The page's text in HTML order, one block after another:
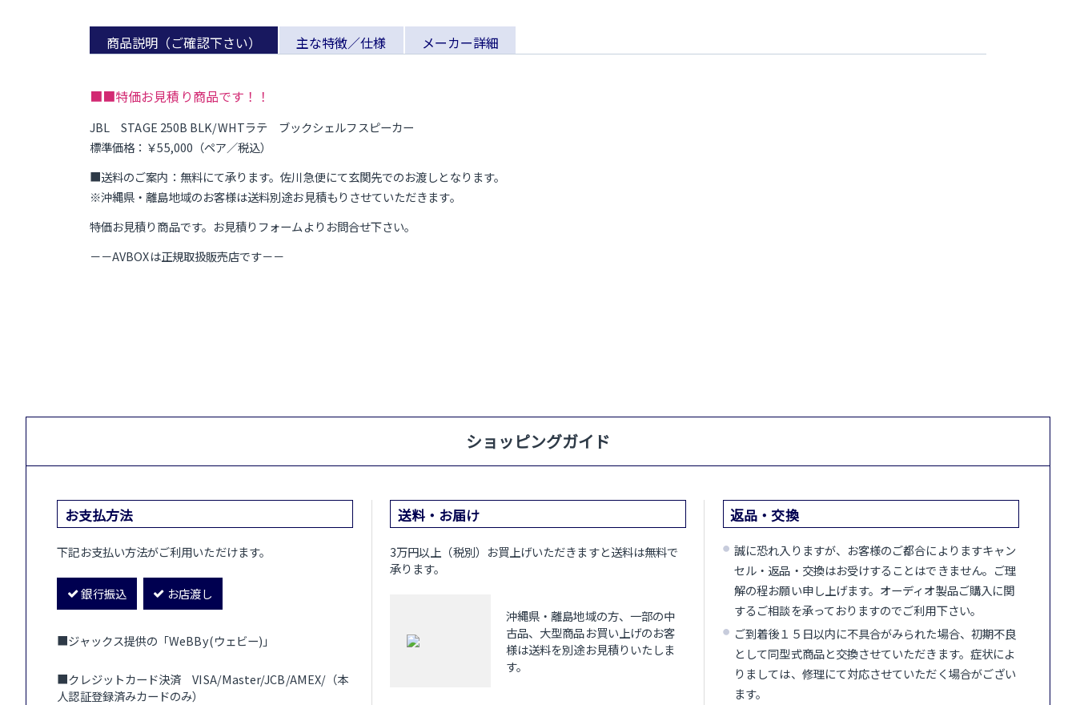
商品説明（ご確認下さい） 主な特徴／仕様 メーカー詳細
■■特価お見積り商品です！！
JBL STAGE 250B BLK/WHTラテ ブックシェルフスピーカー
標準価格：￥55,000（ペア／税込）
■送料のご案内：無料にて承ります。佐川急便にて玄関先でのお渡しとなります。
※沖縄県・離島地域のお客様は送料別途お見積もりさせていただきます。
特価お見積り商品です。お見積りフォームよりお問合せ下さい。
－－AVBOXは正規取扱販売店です－－
ショッピングガイド
お支払方法
下記お支払い方法がご利用いただけます。
銀行振込 お店渡し
■ジャックス提供の「WeBBy(ウェビー)」
■クレジットカード決済 VISA/Master/JCB/AMEX/（本
人認証登録済みカードのみ）
送料・お届け
3万円以上（税別）お買上げいただきますと送料は無料で
承ります。
沖縄県・離島地域の方、一部の中
古品、大型商品お買い上げのお客
様は送料を別途お見積りいたしま
す。
返品・交換
誠に恐れ入りますが、お客様のご都合によりますキャン
セル・返品・交換はお受けすることはできません。ご理
解の程お願い申し上げます。オーディオ製品ご購入に関
するご相談を承っておりますのでご利用下さい。
ご到着後１５日以内に不具合がみられた場合、初期不良
として同型式商品と交換させていただきます。症状によ
りましては、修理にて対応させていただく場合がござい
ます。